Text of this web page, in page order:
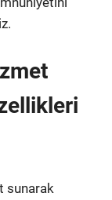
sunarak